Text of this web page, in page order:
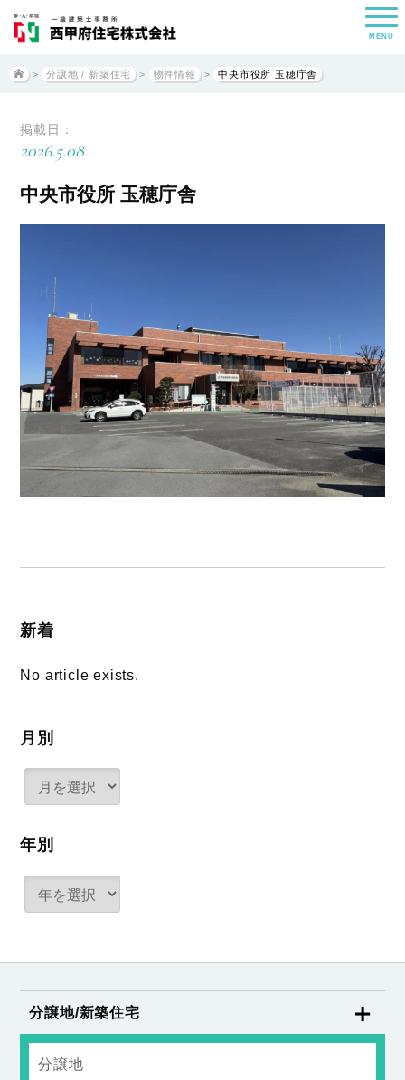
MENU
> 分譲地 / 新築住宅 > 物件情報 > 中央市役所 玉穂庁舎
掲載日：
2026.5.08
中央市役所 玉穂庁舎
新着
No article exists.
月別
年別
分譲地/新築住宅
分譲地